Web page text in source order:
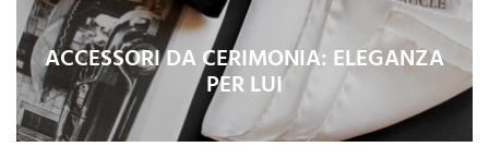
ACCESSORI DA CERIMONIA: ELEGANZA
PER LUI